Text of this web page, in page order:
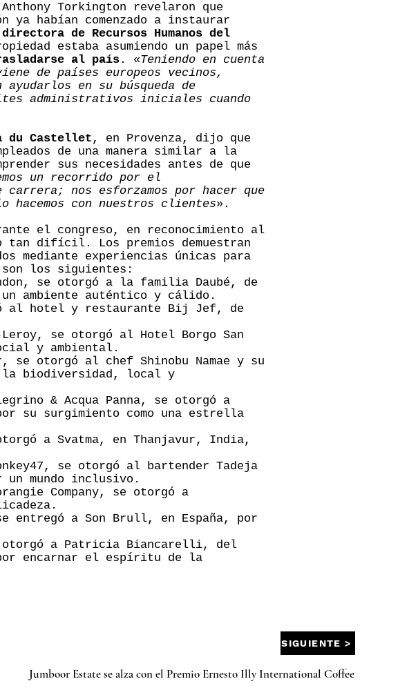
Torkington revelaron que
habían comenzado a instaurar
de Recursos Humanos del
estaba asumiendo un papel más
al país . «Teniendo en cuenta
de países europeos vecinos,
en su búsqueda de
administrativos iniciales cuando
du Castellet , en Provenza, dijo que
de una manera similar a la
sus necesidades antes de que
un recorrido por el
nos esforzamos por hacer que
hacemos con nuestros clientes».
el congreso, en reconocimiento al
tan difícil. Los premios demuestran
mediante experiencias únicas para
son los siguientes:
se otorgó a la familia Daubé, de
ambiente auténtico y cálido.
al hotel y restaurante Bij Jef, de
se otorgó al Hotel Borgo San
y ambiental.
otorgó al chef Shinobu Namae y su
la biodiversidad, local y
& Acqua Panna, se otorgó a
su surgimiento como una estrella
a Svatma, en Thanjavur, India,
se otorgó al bartender Tadeja
un mundo inclusivo.
Company, se otorgó a
entregó a Son Brull, en España, por
otorgó a Patricia Biancarelli, del
por encarnar el espíritu de la
SIGUIENTE >
Jumboor Estate se alza con el Premio Ernesto Illy International Coffee